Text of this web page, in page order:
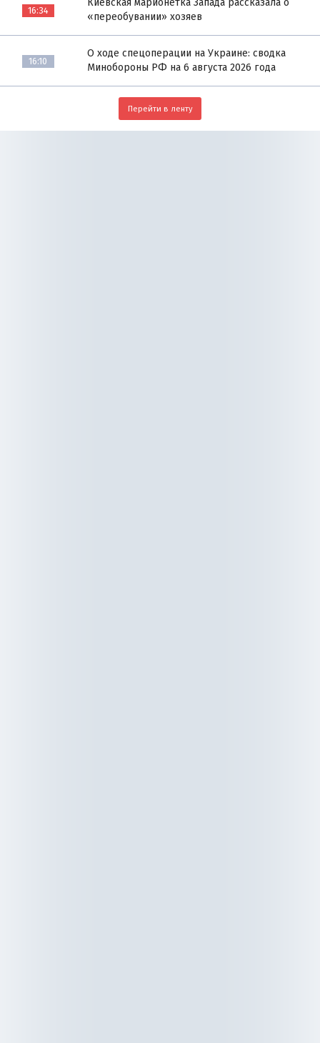
16:34
Киевская марионетка Запада рассказала о
«переобувании» хозяев
16:10
О ходе спецоперации на Украине: сводка
Минобороны РФ на 6 августа 2026 года
Перейти в ленту